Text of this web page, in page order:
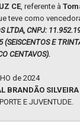
CE, referente à
teve como
LTDA, CNPJ:
E
CENTAVOS).
de 2024
BRANDÃO SILVEIRA
E JUVENTUDE.